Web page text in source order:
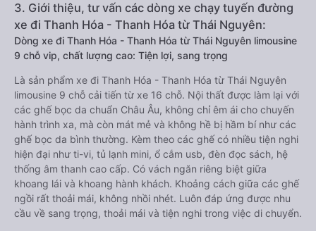
3. Giới thiệu, tư vấn các dòng xe chạy tuyến đường
xe đi Thanh Hóa - Thanh Hóa từ Thái Nguyên:
Dòng xe đi Thanh Hóa - Thanh Hóa từ Thái Nguyên limousine
9 chỗ vip, chất lượng cao: Tiện lợi, sang trọng
Là sản phẩm xe đi Thanh Hóa - Thanh Hóa từ Thái Nguyên
limousine 9 chỗ cải tiến từ xe 16 chỗ. Nội thất được làm lại với
các ghế bọc da chuẩn Châu Âu, không chỉ êm ái cho chuyến
hành trình xa, mà còn mát mẻ và không hề bị hầm bí như các
ghế bọc da bình thường. Kèm theo các ghế có nhiều tiện nghi
hiện đại như ti-vi, tủ lạnh mini, ổ cắm usb, đèn đọc sách, hệ
thống âm thanh cao cấp. Có vách ngăn riêng biệt giữa
khoang lái và khoang hành khách. Khoảng cách giữa các ghế
ngồi rất thoải mái, không nhồi nhét. Luôn đáp ứng được nhu
cầu về sang trọng, thoải mái và tiện nghi trong việc di chuyển.